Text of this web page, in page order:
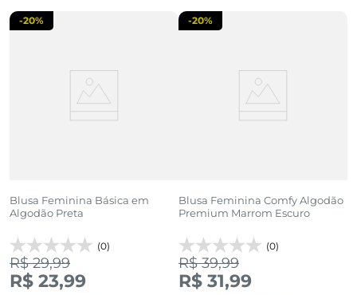
Blusa Feminina Básica em
Algodão Preta
(0)
-20%
R$ 29,99
R$ 23,99
Blusa Feminina Comfy Algodão
Premium Marrom Escuro
(0)
-20%
R$ 39,99
R$ 31,99